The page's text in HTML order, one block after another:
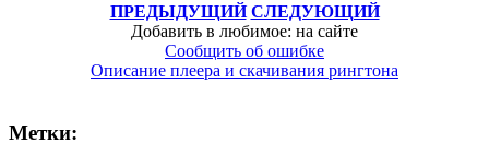
ПРЕДЫДУЩИЙ СЛЕДУЮЩИЙ
Добавить в любимое: на сайте
Сообщить об ошибке
Описание плеера и скачивания рингтона
Метки: